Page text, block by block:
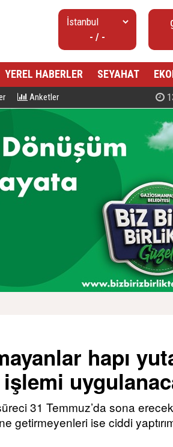
- / -
YEREL HABERLER SEYAHAT
Anketler
hapı
31 Temmuz’da sona
getirmeyenleri ise ciddi